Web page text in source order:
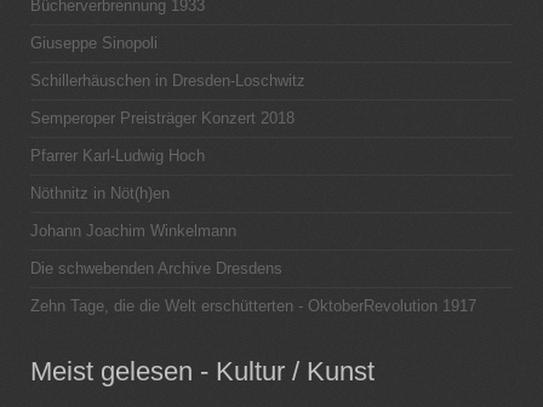
Bücherverbrennung 1933
Giuseppe Sinopoli
Schillerhäuschen in Dresden-Loschwitz
Semperoper Preisträger Konzert 2018
Pfarrer Karl-Ludwig Hoch
Nöthnitz in Nöt(h)en
Johann Joachim Winkelmann
Die schwebenden Archive Dresdens
Zehn Tage, die die Welt erschütterten - OktoberRevolution 1917
Meist gelesen - Kultur / Kunst